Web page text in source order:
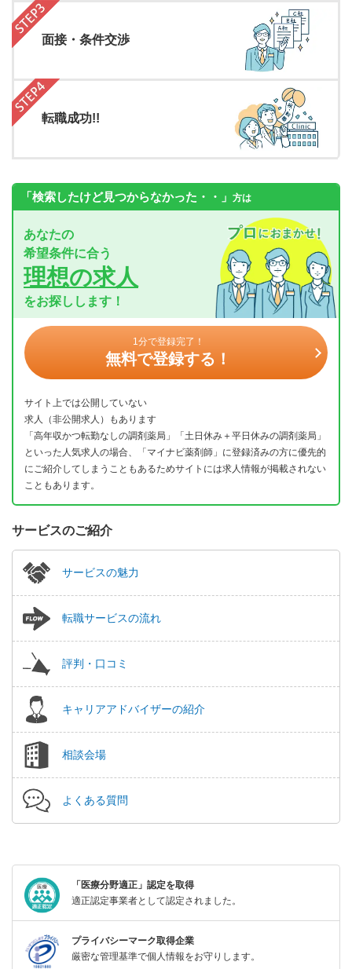
面接・条件交渉
転職成功!!
「検索したけど見つからなかった・・」 方は
あなたの
希望条件に合う
理想の求人
をお探しします！
1分で登録完了！
無料で登録する！
サイト上では公開していない
求人（非公開求人）もあります
「高年収かつ転勤なしの調剤薬局」「土日休み＋平日休みの調剤薬局」
といった人気求人の場合、「マイナビ薬剤師」に登録済みの方に優先的
にご紹介してしまうこともあるためサイトには求人情報が掲載されない
こともあります。
サービスのご紹介
サービスの魅力
転職サービスの流れ
評判・口コミ
キャリアアドバイザーの紹介
相談会場
よくある質問
「医療分野適正」認定を取得
適正認定事業者として認定されました。
プライバシーマーク取得企業
厳密な管理基準で個人情報をお守りします。